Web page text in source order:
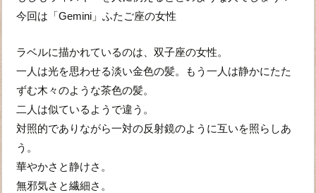
今回は「Gemini」ふたご座の女性
ラベルに描かれているのは、双子座の女性。
一人は光を思わせる淡い金色の髪。もう一人は静かにたた
ずむ木々のような茶色の髪。
二人は似ているようで違う。
対照的でありながら一対の反射鏡のように互いを照らしあ
う。
華やかさと静けさ。
無邪気さと繊細さ。